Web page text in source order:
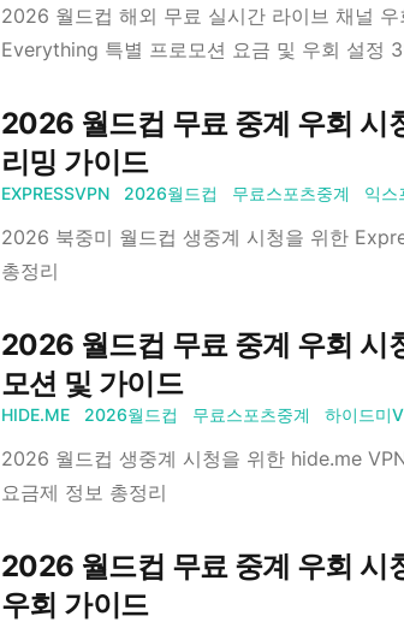
2026 월드컵 해외 무료 실시간 라이브 채널
Everything 특별 프로모션 요금 및 우회 설정
2026 월드컵 무료 중계 우회 시
리밍 가이드
EXPRESSVPN 2026월드컵 무료스포츠중계 익스
2026 북중미 월드컵 생중계 시청을 위한
총정리
2026 월드컵 무료 중계 우회 시
모션 및 가이드
HIDE.ME 2026월드컵 무료스포츠중계 하이드미
2026 월드컵 생중계 시청을 위한 hide.me
요금제 정보 총정리
2026 월드컵 무료 중계 우회 시
우회 가이드